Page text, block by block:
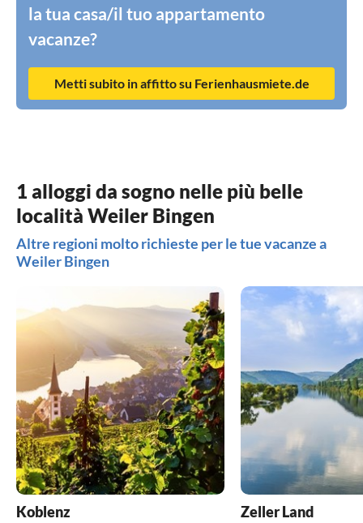
la tua casa/il tuo appartamento
vacanze?
Metti subito in affitto su Ferienhausmiete.de
1 alloggi da sogno nelle più belle
località Weiler Bingen
Altre regioni molto richieste per le tue vacanze a
Weiler Bingen
Koblenz Zeller Land